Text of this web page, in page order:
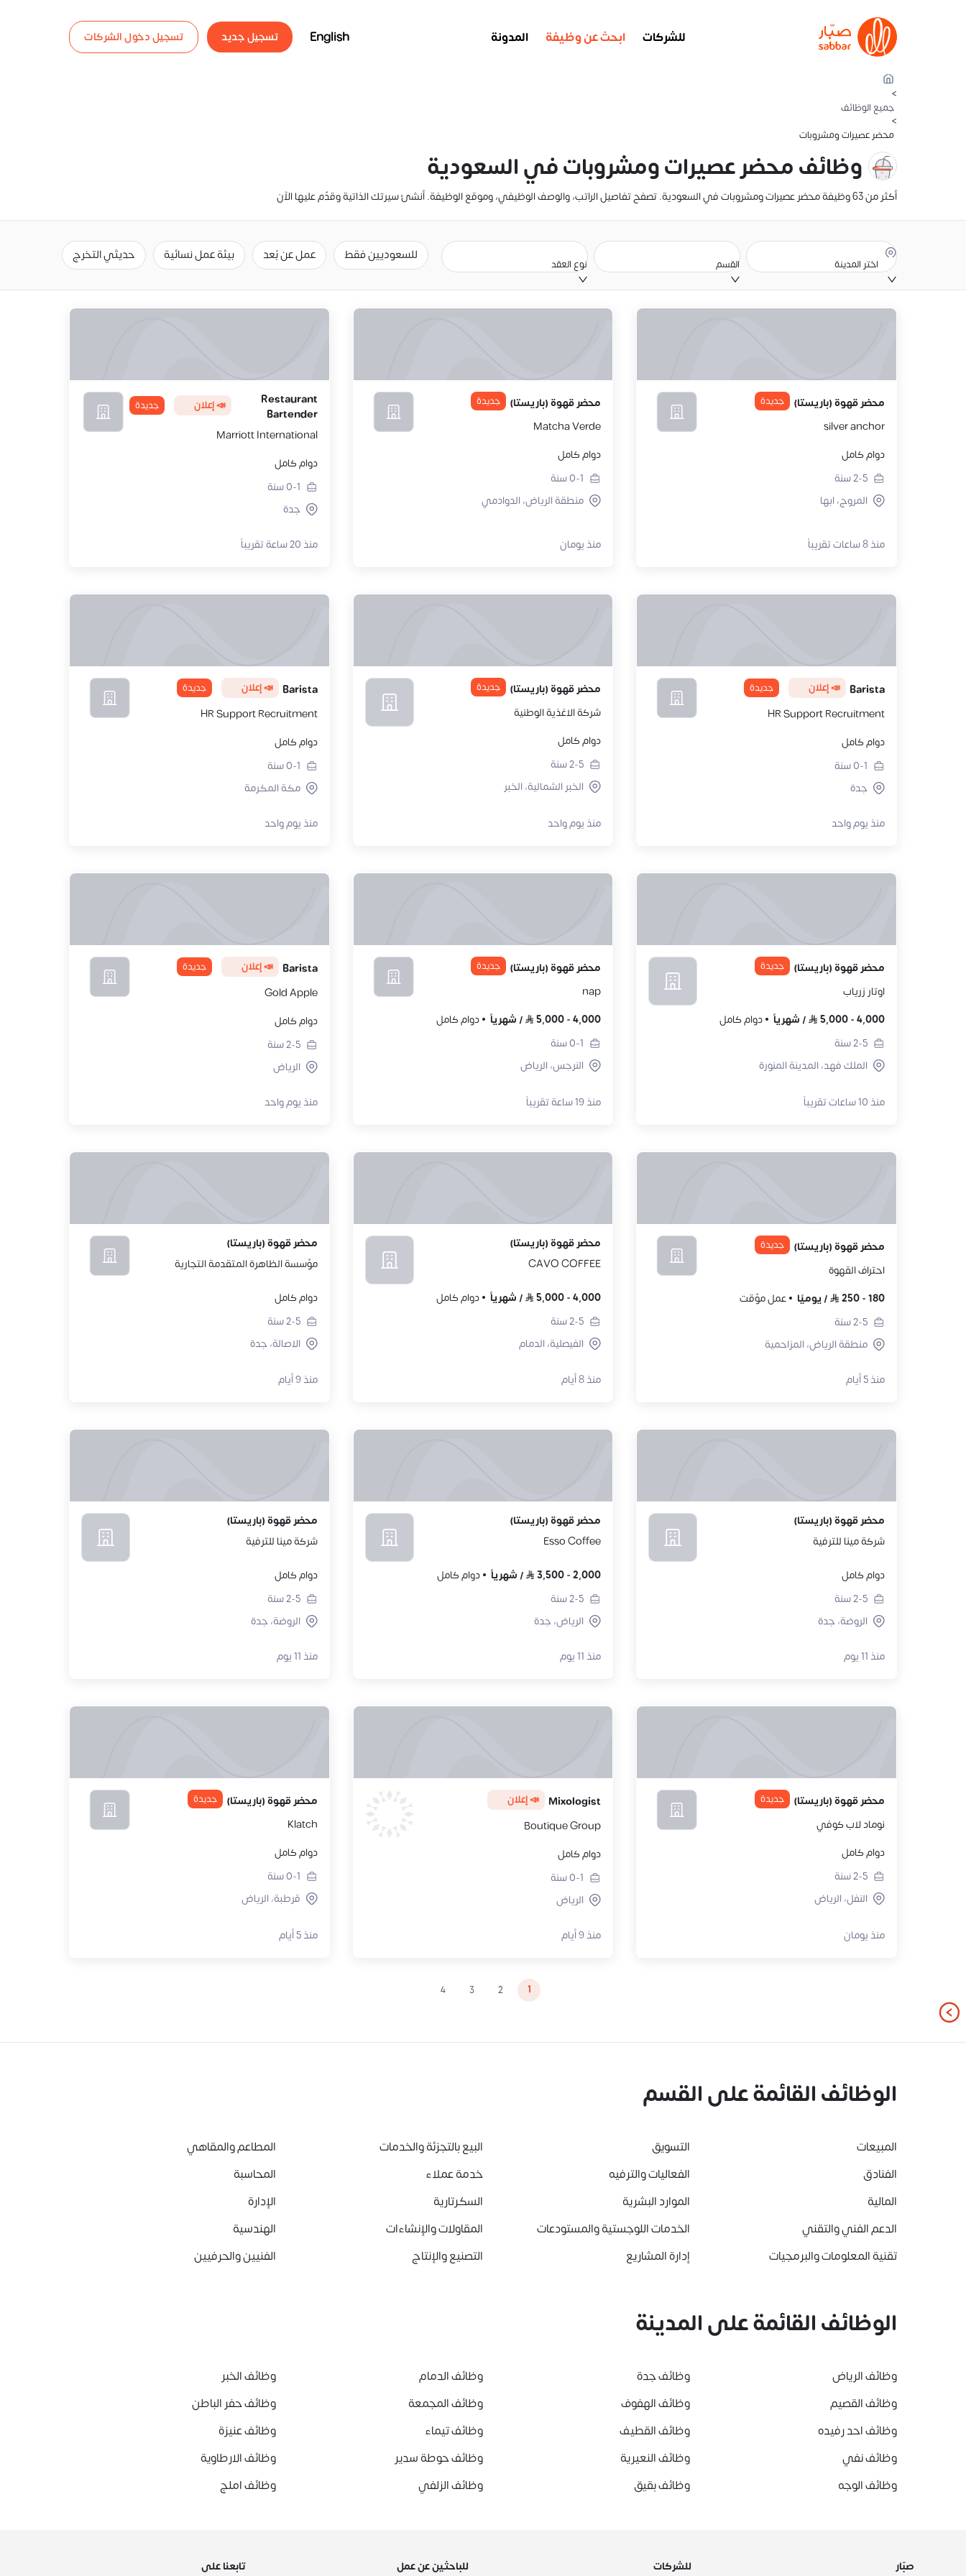
للشركات ابحث عن وظيفة المدونة English تسجيل جديد تسجيل دخول الشركات
>
جميع الوظائف
>
محضر عصيرات ومشروبات
وظائف محضر عصيرات ومشروبات في السعودية
أكثر من 63 وظيفة محضر عصيرات ومشروبات في السعودية. تصفح تفاصيل الراتب، والوصف الوظيفي، وموقع الوظيفة. أنشئ سيرتك الذاتية وقدّم عليها الآن
اختر المدينة القسم نوع العقد
للسعوديين فقط عمل عن بُعد بيئة عمل نسائية حديثي التخرج
محضر قهوة (باريستا) جديدة
silver anchor
دوام كامل
2-5سنة
المروج، ابها
منذ 8 ساعات تقريباً
محضر قهوة (باريستا) جديدة
Matcha Verde
دوام كامل
0-1سنة
منطقة الرياض، الدوادمي
منذ يومان
Restaurant
Bartender
📣 إعلان جديدة
Marriott International
دوام كامل
0-1سنة
جدة
منذ 20 ساعة تقريباً
Barista 📣 إعلان جديدة
HR Support Recruitment
دوام كامل
0-1سنة
جدة
منذ يوم واحد
محضر قهوة (باريستا) جديدة
شركة الاغذية الوطنية
دوام كامل
2-5سنة
الخبر الشمالية، الخبر
منذ يوم واحد
Barista 📣 إعلان جديدة
HR Support Recruitment
دوام كامل
0-1سنة
مكة المكرمة
منذ يوم واحد
محضر قهوة (باريستا) جديدة
اوتار زرياب
4,000
-
5,000
/ شهرياً
دوام كامل
2-5سنة
الملك فهد، المدينة المنورة
منذ 10 ساعات تقريباً
محضر قهوة (باريستا) جديدة
nap
4,000
-
5,000
/ شهرياً
دوام كامل
0-1سنة
النرجس، الرياض
منذ 19 ساعة تقريباً
Barista 📣 إعلان جديدة
Gold Apple
دوام كامل
2-5سنة
الرياض
منذ يوم واحد
محضر قهوة (باريستا) جديدة
احتراف القهوة
180
-
250
/يوميًا
عمل مؤقت
2-5سنة
منطقة الرياض، المزاحمية
منذ 5 أيام
محضر قهوة (باريستا)
CAVO COFFEE
4,000
-
5,000
/ شهرياً
دوام كامل
2-5سنة
الفيصلية، الدمام
منذ 8 أيام
محضر قهوة (باريستا)
مؤسسة الظاهرة المتقدمة التجارية
دوام كامل
2-5سنة
الاصالة، جدة
منذ 9 أيام
محضر قهوة (باريستا)
شركة مينا للترفية
دوام كامل
2-5سنة
الروضة، جدة
منذ 11 يوم
محضر قهوة (باريستا)
Esso Coffee
2,000
-
3,500
/ شهرياً
دوام كامل
2-5سنة
الرياض، جدة
منذ 11 يوم
محضر قهوة (باريستا)
شركة مينا للترفية
دوام كامل
2-5سنة
الروضة، جدة
منذ 11 يوم
محضر قهوة (باريستا) جديدة
نوماد لاب كوفي
دوام كامل
2-5سنة
النفل، الرياض
منذ يومان
Mixologist 📣 إعلان
Boutique Group
دوام كامل
0-1سنة
الرياض
منذ 9 أيام
محضر قهوة (باريستا) جديدة
Klatch
دوام كامل
0-1سنة
قرطبة، الرياض
منذ 5 أيام
1
2
3
4
الوظائف القائمة على القسم
المبيعات التسويق البيع بالتجزئة والخدمات
المطاعم والمقاهي
الفنادق
الفعاليات والترفيه خدمة عملاء
المحاسبة
المالية
الموارد البشرية السكرتارية
الإدارة
الدعم الفني والتقني
الخدمات اللوجستية والمستودعات المقاولات والإنشاءات
الهندسية
تقنية المعلومات والبرمجيات
إدارة المشاريع التصنيع والإنتاج الفنيين والحرفيين
الوظائف القائمة على المدينة
وظائف الرياض وظائف جدة وظائف الدمام
وظائف الخبر
وظائف القصيم
وظائف الهفوف وظائف المجمعة
وظائف حفر الباطن
وظائف احد رفيده
وظائف القطيف وظائف تيماء
وظائف عنيزة
وظائف نفي
وظائف النعيرية وظائف حوطة سدير
وظائف الارطاوية
وظائف الوجه
وظائف بقيق وظائف الزلفي وظائف املج
صبّار للشركات للباحثين عن عمل تابعنا على